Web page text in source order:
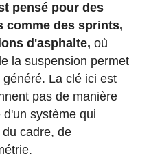
pensé pour des
comme des sprints,
d'asphalte, où
la suspension permet
La clé ici est
pas de manière
système qui
cadre, de